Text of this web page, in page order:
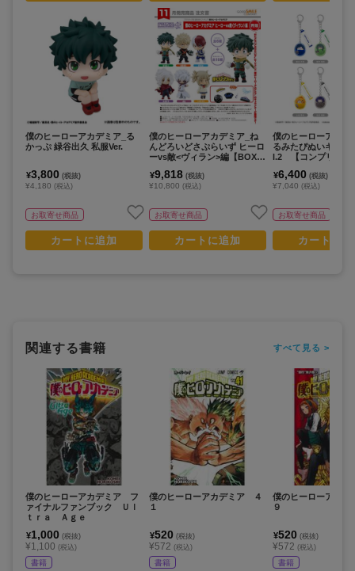
僕のヒーローアカデミア_る
かっぷ 緑谷出久 私服Ver.
¥3,800 (税抜)
¥4,180 (税込)
お取寄せ商品
カートに追加
僕のヒーローアカデミア_ね
んどろいどさぷらいず ヒーロ
ーvs敵<ヴィラン>編【BOX／
¥9,818 (税抜)
¥10,800 (税込)
お取寄せ商品
カートに追加
僕のヒーローアカデ
るみたぴぬいキーホ
l.2 【コンプリート
¥6,400 (税抜)
¥7,040 (税込)
お取寄せ商品
カートに
関連する書籍 すべて見る >
僕のヒーローアカデミア フ
ァイナルファンブック Ｕｌ
ｔｒａ Ａｇｅ
¥1,000 (税抜)
¥1,100 (税込)
書籍
僕のヒーローアカデミア ４
１
¥520 (税抜)
¥572 (税込)
書籍
僕のヒーローアカ
９
¥520 (税抜)
¥572 (税込)
書籍